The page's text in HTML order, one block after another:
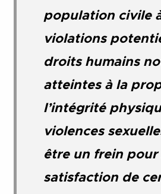
population civile
violations
droits humains
atteintes à la
l’intégrité
violences
être un frein pour
satisfaction de